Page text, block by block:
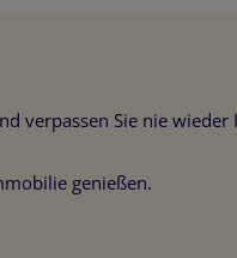
verpassen Sie nie
genießen.